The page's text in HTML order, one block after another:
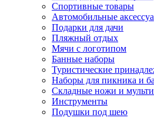
Спортивные товары
Автомобильные
Подарки для дачи
Пляжный отдых
Мячи с логотипом
Банные наборы
Туристические
Наборы для пикника и
Складные ножи и
Инструменты
Подушки под шею